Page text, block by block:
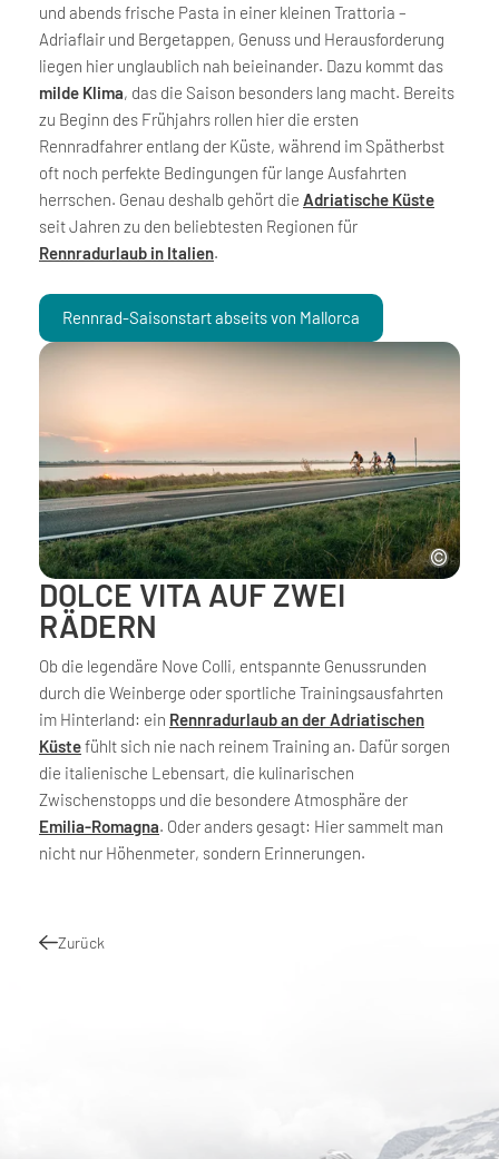
und abends frische Pasta in einer kleinen Trattoria –
Adriaflair und Bergetappen, Genuss und Herausforderung
liegen hier unglaublich nah beieinander. Dazu kommt das
milde Klima, das die Saison besonders lang macht. Bereits
zu Beginn des Frühjahrs rollen hier die ersten
Rennradfahrer entlang der Küste, während im Spätherbst
oft noch perfekte Bedingungen für lange Ausfahrten
herrschen. Genau deshalb gehört die Adriatische Küste
seit Jahren zu den beliebtesten Regionen für
Rennradurlaub in Italien.
Rennrad-Saisonstart abseits von Mallorca
DOLCE VITA AUF ZWEI
RÄDERN
Ob die legendäre Nove Colli, entspannte Genussrunden
durch die Weinberge oder sportliche Trainingsausfahrten
im Hinterland: ein Rennradurlaub an der Adriatischen
Küstefühlt sich nie nach reinem Training an. Dafür sorgen
die italienische Lebensart, die kulinarischen
Zwischenstopps und die besondere Atmosphäre der
Emilia-Romagna. Oder anders gesagt: Hier sammelt man
nicht nur Höhenmeter, sondern Erinnerungen.
Zurück